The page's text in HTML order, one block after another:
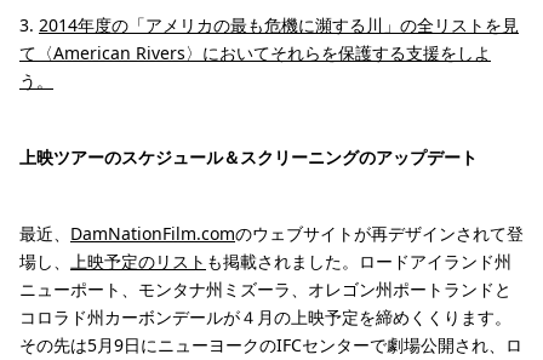
3. 2014年度の「アメリカの最も危機に瀕する川」の全リストを見
て〈American Rivers〉においてそれらを保護する支援をしよ
う。
上映ツアーのスケジュール＆スクリーニングのアップデート
最近、 DamNationFilm.comのウェブサイトが再デザインされて登
場し、 上映予定のリスト も掲載されました。ロードアイランド州
ニューポート、モンタナ州ミズーラ、オレゴン州ポートランドと
コロラド州カーボンデールが４月の上映予定を締めくくります。
その先は5月9日にニューヨークのIFCセンターで劇場公開され、ロ